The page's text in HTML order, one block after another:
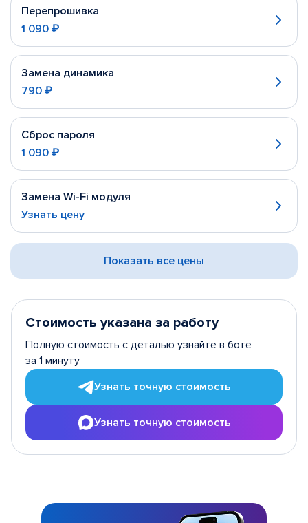
Перепрошивка
1 090 ₽
Замена динамика
790 ₽
Сброс пароля
1 090 ₽
Замена Wi-Fi модуля
Узнать цену
Показать все цены
Стоимость указана за работу
Полную стоимость с деталью узнайте в боте
за 1 минуту
Узнать точную стоимость
Узнать точную стоимость